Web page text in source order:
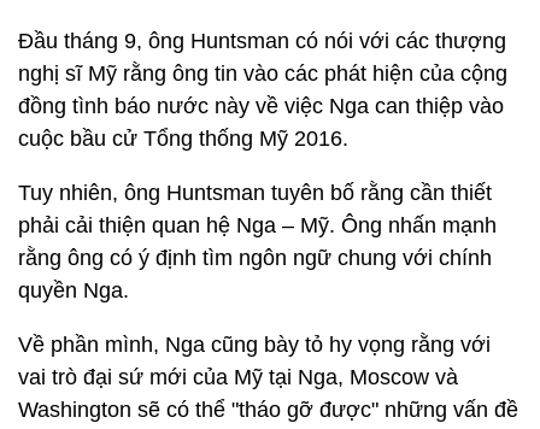
Đầu tháng 9, ông Huntsman có nói với các thượng
nghị sĩ Mỹ rằng ông tin vào các phát hiện của cộng
đồng tình báo nước này về việc Nga can thiệp vào
cuộc bầu cử Tổng thống Mỹ 2016.
Tuy nhiên, ông Huntsman tuyên bố rằng cần thiết
phải cải thiện quan hệ Nga – Mỹ. Ông nhấn mạnh
rằng ông có ý định tìm ngôn ngữ chung với chính
quyền Nga.
Về phần mình, Nga cũng bày tỏ hy vọng rằng với
vai trò đại sứ mới của Mỹ tại Nga, Moscow và
Washington sẽ có thể "tháo gỡ được" những vấn đề